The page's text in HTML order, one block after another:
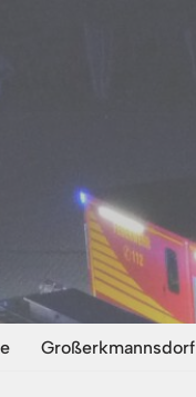
Großerkmannsdorf